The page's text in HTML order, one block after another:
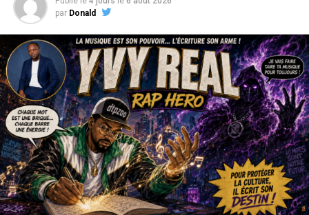
Parmi leurs collaborations figure notamment
Compris »,
devenu au fil des années un classique du rap
gabonais.
Mais leur relation s’est progressivement détériorée ces
dernières années. Entre déclarations dans les médias et
échanges sur les réseaux sociaux, leurs différends
avaient fini par alimenter les interrogations sur une
éventuelle réconciliation.
Une image pourrait désormais changer la donne. Dans
une vidéo publiée dans la nuit du 8 au 9 août 2026,
par Donald